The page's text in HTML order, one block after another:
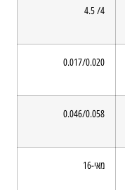
4/ 4.5
0.017/0.020
0.046/0.058
מאי-16